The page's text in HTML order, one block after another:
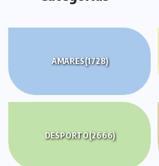
AMARES(1728)
DESPORTO(2666)